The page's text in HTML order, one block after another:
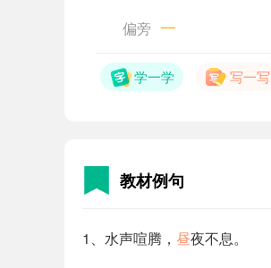
偏旁 一
学一学 写一写
教材例句
1、水声喧腾， 昼夜不息。